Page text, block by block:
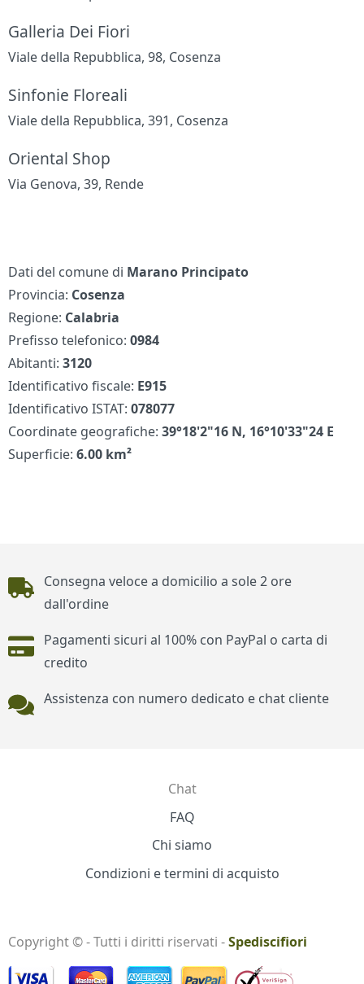
Galleria Dei Fiori
Viale della Repubblica, 98, Cosenza
Sinfonie Floreali
Viale della Repubblica, 391, Cosenza
Oriental Shop
Via Genova, 39, Rende
Dati del comune di Marano Principato
Provincia: Cosenza
Regione: Calabria
Prefisso telefonico:0984
Abitanti:3120
Identificativo fiscale: E915
Identificativo ISTAT:078077
Coordinate geografiche:39°18'2"16 N, 16°10'33"24 E
Superficie:6.00 km²
Piè di pagina
Consegna veloce a domicilio a sole 2 ore
dall'ordine
Pagamenti sicuri al 100% con PayPal o carta di
credito
Assistenza con numero dedicato e chat cliente
Chat
FAQ
Chi siamo
Condizioni e termini di acquisto
Copyright © - Tutti i diritti riservati -Spediscifiori